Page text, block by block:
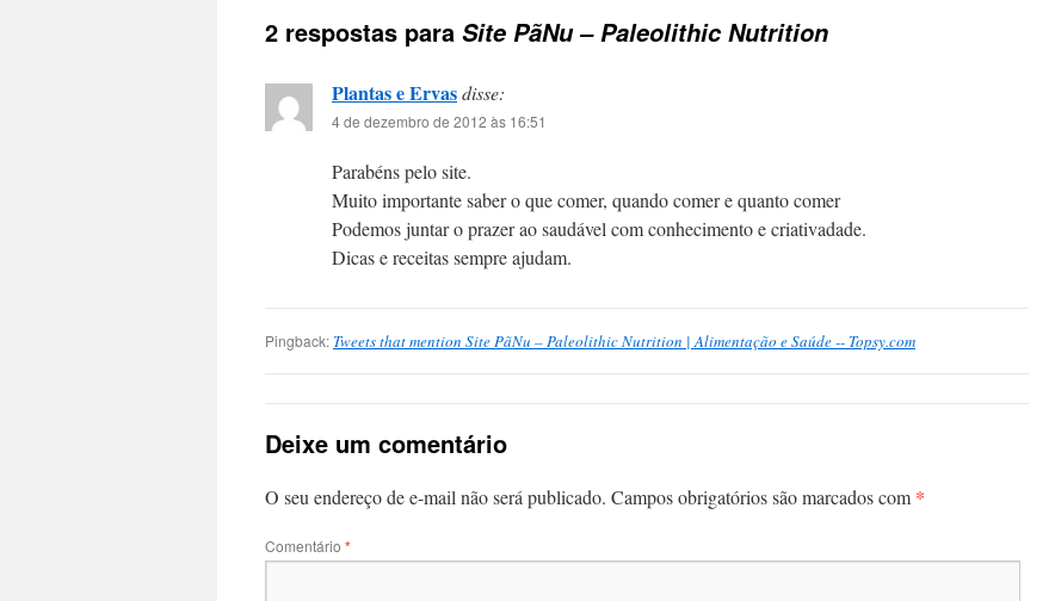
2 respostas para Site PãNu – Paleolithic Nutrition
Plantas e Ervasdisse:
4 de dezembro de 2012 às 16:51
Parabéns pelo site.
Muito importante saber o que comer, quando comer e quanto comer
Podemos juntar o prazer ao saudável com conhecimento e criativadade.
Dicas e receitas sempre ajudam.
Pingback: Tweets that mention Site PãNu – Paleolithic Nutrition | Alimentação e Saúde -- Topsy.com
Deixe um comentário
O seu endereço de e-mail não será publicado. Campos obrigatórios são marcados com *
Comentário *